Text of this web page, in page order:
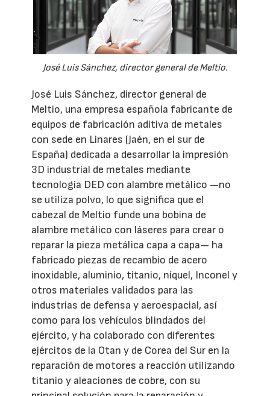
José Luis Sánchez, director general de Meltio.
José Luis Sánchez, director general de
Meltio, una empresa española fabricante de
equipos de fabricación aditiva de metales
con sede en Linares (Jaén, en el sur de
España) dedicada a desarrollar la impresión
3D industrial de metales mediante
tecnología DED con alambre metálico —no
se utiliza polvo, lo que significa que el
cabezal de Meltio funde una bobina de
alambre metálico con láseres para crear o
reparar la pieza metálica capa a capa— ha
fabricado piezas de recambio de acero
inoxidable, aluminio, titanio, níquel, Inconel y
otros materiales validados para las
industrias de defensa y aeroespacial, así
como para los vehículos blindados del
ejército, y ha colaborado con diferentes
ejércitos de la Otan y de Corea del Sur en la
reparación de motores a reacción utilizando
titanio y aleaciones de cobre, con su